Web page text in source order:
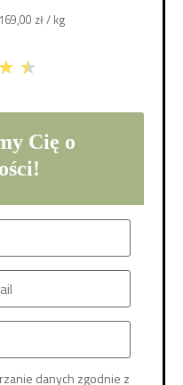
169,00 zł/ kg
★
Cię o
danych zgodnie z